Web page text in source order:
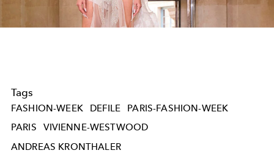
Video
Tags
FASHION-WEEK DEFILE
PARIS-FASHION-WEEK
PARIS
VIVIENNE-WESTWOOD
ANDREAS KRONTHALER